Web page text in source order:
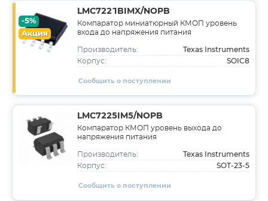
-5%
Акция
LMC7221BIMX/NOPB
Компаратор миниатюрный КМОП уровень
входа до напряжения питания
Производитель: Texas Instruments
Корпус: SOIC8
Сообщить о поступлении
LMC7225IM5/NOPB
Компаратор КМОП уровень выхода до
напряжения питания
Производитель: Texas Instruments
Корпус: SOT-23-5
Сообщить о поступлении